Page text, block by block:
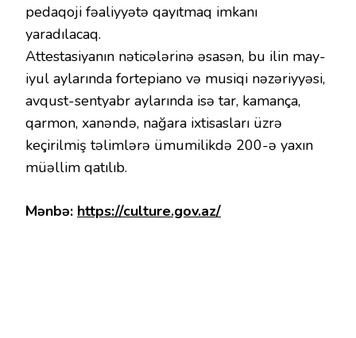
pedaqoji fəaliyyətə qayıtmaq imkanı
yaradılacaq.
Attestasiyanın nəticələrinə əsasən, bu ilin may-
iyul aylarında fortepiano və musiqi nəzəriyyəsi,
avqust-sentyabr aylarında isə tar, kamança,
qarmon, xanəndə, nağara ixtisasları üzrə
keçirilmiş təlimlərə ümumilikdə 200-ə yaxın
müəllim qatılıb.
Mənbə: https://culture.gov.az/